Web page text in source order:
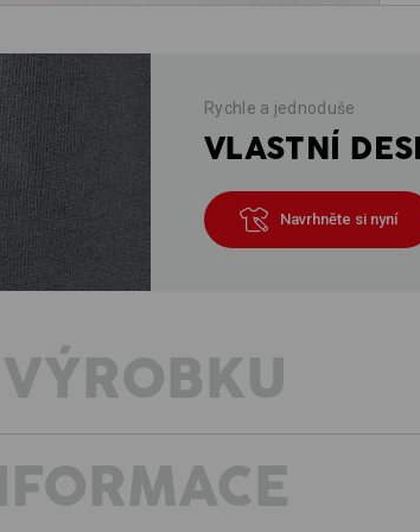
Rychle a jednoduše
VLASTNÍ
Navrhněte si nyní
VISION: ACCOMPLISHED!
Máme vizi i pro teplejší dny: lehké